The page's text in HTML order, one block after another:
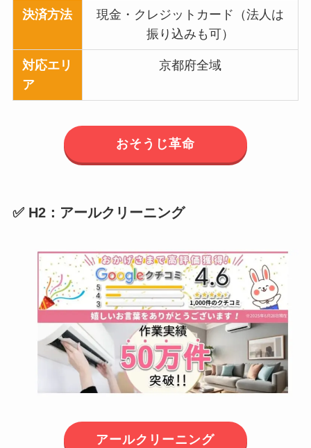
決済方法
現金・クレジットカード（法人は
振り込みも可）
対応エリ
ア
京都府全域
おそうじ革命
✅ H2：アールクリーニング
アールクリーニング